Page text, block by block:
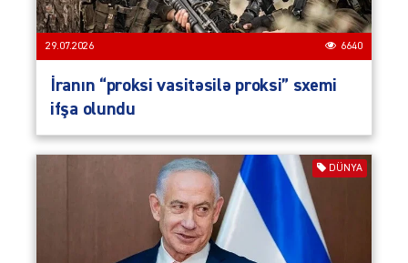
29.07.2026 6640
İranın “proksi vasitəsilə proksi” sxemi
ifşa olundu
DÜNYA